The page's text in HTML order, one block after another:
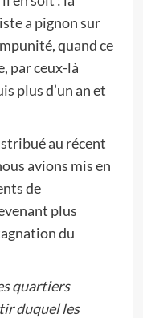
a pignon sur
quand ce
par ceux-là
plus d’un an et
au récent
avions mis en
de
plus
du
quartiers
duquel les